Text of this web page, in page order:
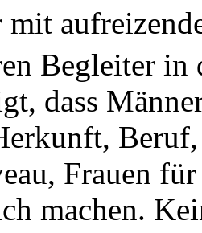
mit
Begleiter
dass
Frauen
machen.